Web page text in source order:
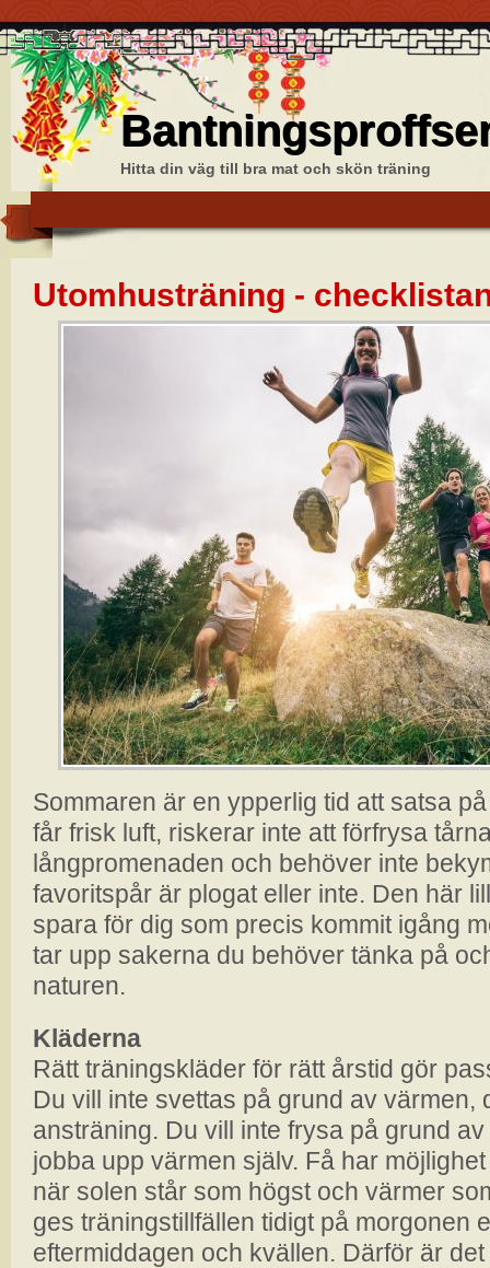
Hitta din väg till bra mat och skön träning
Utomhusträning -
Sommaren är en ypperlig tid att satsa
får frisk luft, riskerar inte att förfrysa
långpromenaden och behöver inte
favoritspår är plogat eller inte. Den här
spara för dig som precis kommit igång
tar upp sakerna du behöver tänka på
naturen.
Kläderna
Rätt träningskläder för rätt årstid gör
Du vill inte svettas på grund av värmen,
ansträning. Du vill inte frysa på grund
jobba upp värmen själv. Få har
när solen står som högst och värmer
ges träningstillfällen tidigt på morgonen
eftermiddagen och kvällen. Därför är